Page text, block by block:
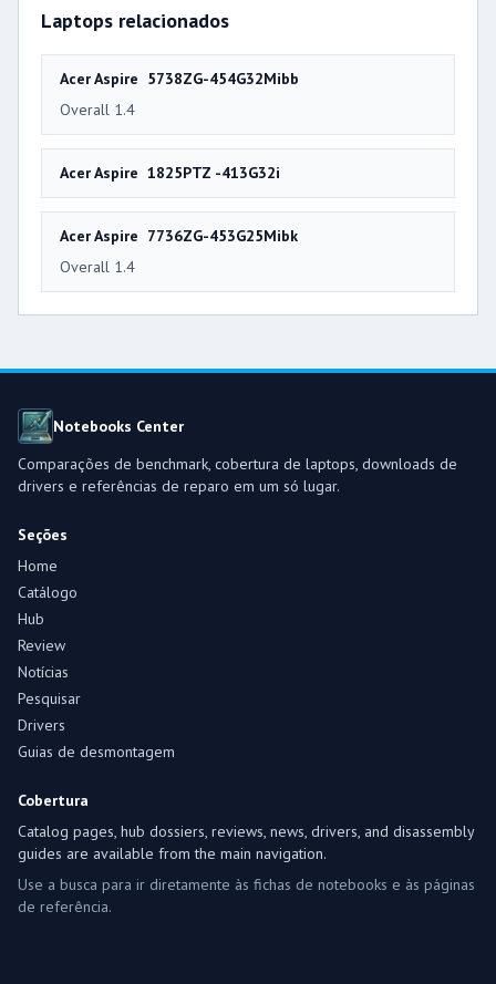
Laptops relacionados
Acer Aspire 5738ZG-454G32Mibb
Overall 1.4
Acer Aspire 1825PTZ -413G32i
Acer Aspire 7736ZG-453G25Mibk
Overall 1.4
Notebooks Center
Comparações de benchmark, cobertura de laptops, downloads de
drivers e referências de reparo em um só lugar.
Seções
Home
Catálogo
Hub
Review
Notícias
Pesquisar
Drivers
Guias de desmontagem
Cobertura
Catalog pages, hub dossiers, reviews, news, drivers, and disassembly
guides are available from the main navigation.
Use a busca para ir diretamente às fichas de notebooks e às páginas
de referência.